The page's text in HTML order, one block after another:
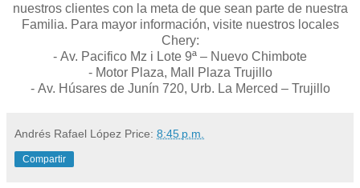
nuestros clientes con la meta de que sean parte de nuestra
Familia. Para mayor información, visite nuestros locales
Chery:
- Av. Pacifico Mz i Lote 9ª – Nuevo Chimbote
- Motor Plaza, Mall Plaza Trujillo
- Av. Húsares de Junín 720, Urb. La Merced – Trujillo
Andrés Rafael López Price: 8:45 p.m.
Compartir